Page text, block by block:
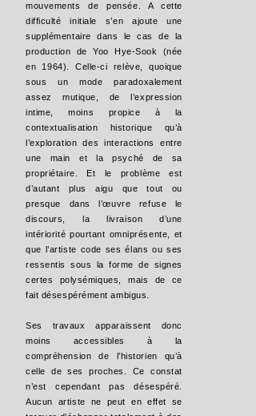
mouvements de pensée. A cette
difficulté initiale s’en ajoute une
supplémentaire dans le cas de la
production de Yoo Hye-Sook (née
en 1964). Celle-ci relève, quoique
sous un mode paradoxalement
assez mutique, de l’expression
intime, moins propice à la
contextualisation historique qu’à
l’exploration des interactions entre
une main et la psyché de sa
propriétaire. Et le problème est
d’autant plus aigu que tout ou
presque dans l’œuvre refuse le
discours, la livraison d’une
intériorité pourtant omniprésente, et
que l’artiste code ses élans ou ses
ressentis sous la forme de signes
certes polysémiques, mais de ce
fait désespérément ambigus.
Ses travaux apparaissent donc
moins accessibles à la
compréhension de l’historien qu’à
celle de ses proches. Ce constat
n’est cependant pas désespéré.
Aucun artiste ne peut en effet se